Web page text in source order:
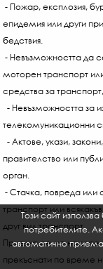
Този сайт
потребителите.
автоматично
- Пожар, експлозия,
епидемия или други
бедствия.
- Невъзможността да
моторен транспорт
средства за
- Невъзможността за
телекомуникационни
- Актове, укази,
правителство или
орган.
- Стачка, повреда или
транспорт или всякакъв
друг вид транспорт.
Приема се, че нашите
прекъснати по време